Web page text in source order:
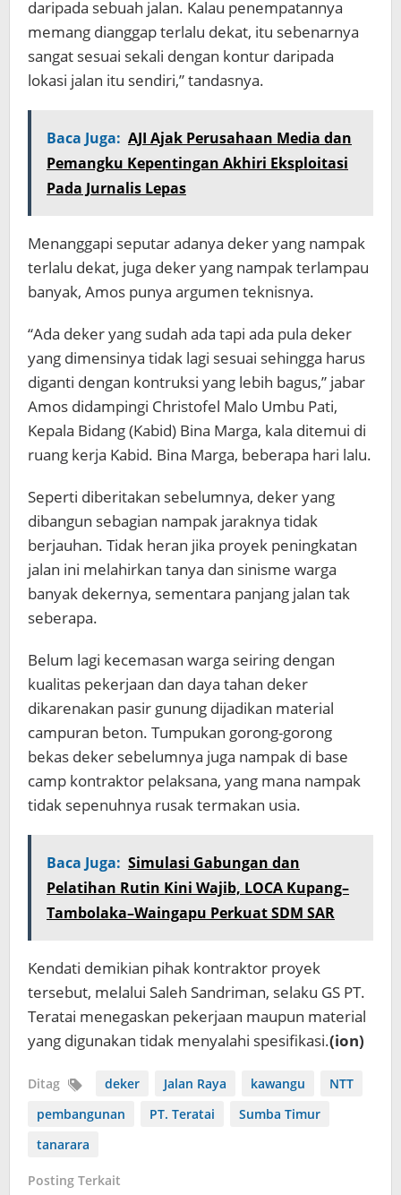
daripada sebuah jalan. Kalau penempatannya
memang dianggap terlalu dekat, itu sebenarnya
sangat sesuai sekali dengan kontur daripada
lokasi jalan itu sendiri,” tandasnya.
Baca Juga: AJI Ajak Perusahaan Media dan
Pemangku Kepentingan Akhiri Eksploitasi
Pada Jurnalis Lepas
Menanggapi seputar adanya deker yang nampak
terlalu dekat, juga deker yang nampak terlampau
banyak, Amos punya argumen teknisnya.
“Ada deker yang sudah ada tapi ada pula deker
yang dimensinya tidak lagi sesuai sehingga harus
diganti dengan kontruksi yang lebih bagus,” jabar
Amos didampingi Christofel Malo Umbu Pati,
Kepala Bidang (Kabid) Bina Marga, kala ditemui di
ruang kerja Kabid. Bina Marga, beberapa hari lalu.
Seperti diberitakan sebelumnya, deker yang
dibangun sebagian nampak jaraknya tidak
berjauhan. Tidak heran jika proyek peningkatan
jalan ini melahirkan tanya dan sinisme warga
banyak dekernya, sementara panjang jalan tak
seberapa.
Belum lagi kecemasan warga seiring dengan
kualitas pekerjaan dan daya tahan deker
dikarenakan pasir gunung dijadikan material
campuran beton. Tumpukan gorong-gorong
bekas deker sebelumnya juga nampak di base
camp kontraktor pelaksana, yang mana nampak
tidak sepenuhnya rusak termakan usia.
Baca Juga: Simulasi Gabungan dan
Pelatihan Rutin Kini Wajib, LOCA Kupang–
Tambolaka–Waingapu Perkuat SDM SAR
Kendati demikian pihak kontraktor proyek
tersebut, melalui Saleh Sandriman, selaku GS PT.
Teratai menegaskan pekerjaan maupun material
yang digunakan tidak menyalahi spesifikasi.(ion)
Ditag deker Jalan Raya kawangu
NTT
pembangunan
PT. Teratai
Sumba Timur
tanarara
Posting Terkait